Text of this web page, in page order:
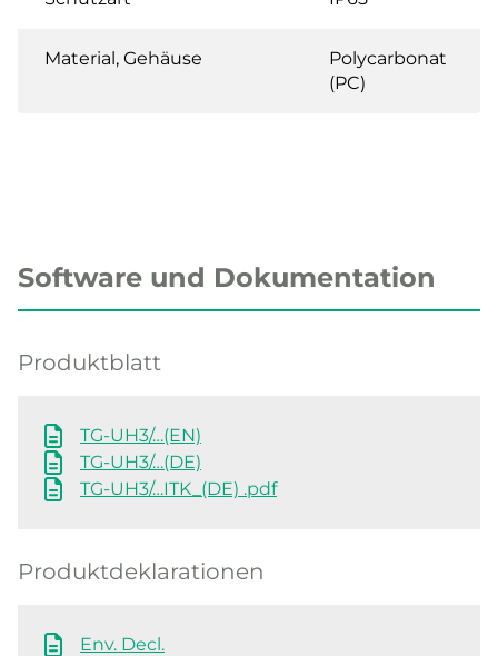
Material, Gehäuse
Polycarbonat
(PC)
Software und Dokumentation
Produktblatt
TG-UH3/…(EN)
TG-UH3/…(DE)
TG-UH3/…ITK_(DE) .pdf
Produktdeklarationen
Env. Decl.